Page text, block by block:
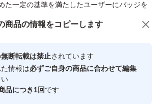
サポニンは、食事に含まれる脂肪の吸収
がる血中中性脂肪の上昇を抑える機能が
下脂肪、ウエスト周囲径、体重の減少を
で、高めのBMIの改善に役立つことが報
（届出番号：K579）
た一定の基準を満たしたユーザーにバッジを
心・安全なユーザーです
商品の情報をコピーします
無断転載は禁止されています
情報は必ずご自身の商品に合わせて編集
品につき1回です
る人にオススメ